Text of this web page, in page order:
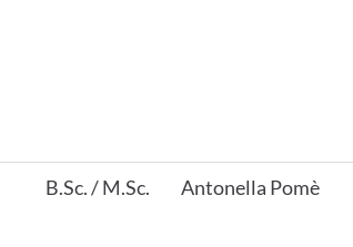
B.Sc. / M.Sc. Antonella Pomè